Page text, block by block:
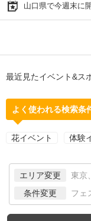
山口県で今週末に
最近見たイベント&ス
よく使われる検索条
花イベント 体験
エリア変更 東京
条件変更 フェ